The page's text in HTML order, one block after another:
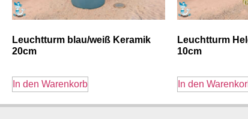
Leuchtturm blau/weiß Keramik
20cm
In den Warenkorb
Leuchtturm
10cm
In den